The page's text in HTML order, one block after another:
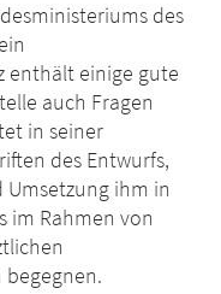
des
enthält einige gute
auch Fragen
in seiner
des Entwurfs,
ihm in
im Rahmen von